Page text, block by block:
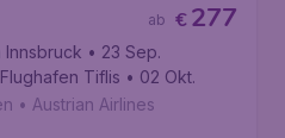
€277
ab
Innsbruck • 23 Sep.
Tiflis • 02 Okt.
• Austrian Airlines